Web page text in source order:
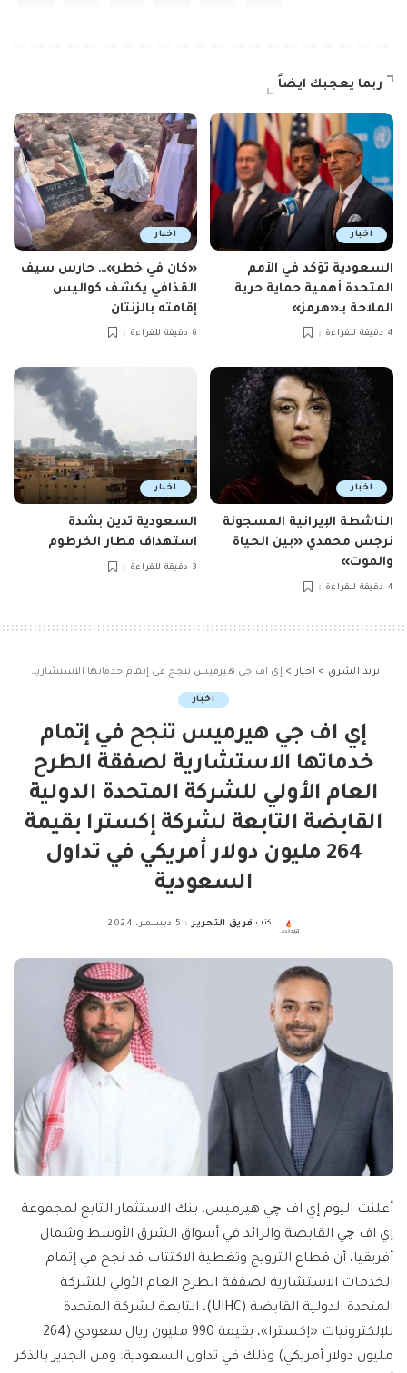
ربما يعجبك ايضاً
اخبار
السعودية تؤكد في الأمم
المتحدة أهمية حماية حرية
الملاحة بـ«هرمز»
4 دقيقة للقراءة
اخبار
«كان في خطر»… حارس سيف
القذافي يكشف كواليس
إقامته بالزنتان
6 دقيقة للقراءة
اخبار
الناشطة الإيرانية المسجونة
نرجس محمدي «بين الحياة
والموت»
4 دقيقة للقراءة
اخبار
السعودية تدين بشدة
استهداف مطار الخرطوم
3 دقيقة للقراءة
ترند الشرق > اخبار > إي اف جي هيرميس تنجح في إتمام خدماتها الاستشارية لصفقة الطرح العام الأولي للشركة المتحدة الدولية القابضة التابعة لشركة إكسترا بقيمة 264 مليون دولار أمريكي في تداول السعودية
اخبار
إي اف جي هيرميس تنجح في إتمام
خدماتها الاستشارية لصفقة الطرح
العام الأولي للشركة المتحدة الدولية
القابضة التابعة لشركة إكسترا بقيمة
264 مليون دولار أمريكي في تداول
السعودية
Posted
كتب فريق التحرير 5 ديسمبر، 2024
أعلنت اليوم إي اف چي هيرميس، بنك الاستثمار التابع لمجموعة
إي اف چي القابضة والرائد في أسواق الشرق الأوسط وشمال
أفريقيا، أن قطاع الترويج وتغطية الاكتتاب قد نجح في إتمام
الخدمات الاستشارية لصفقة الطرح العام الأولي للشركة
المتحدة الدولية القابضة (
UIHC) ، التابعة لشركة المتحدة
للإلكترونيات «إكسترا»، بقيمة 990 مليون ريال سعودي (264
مليون دولار أمريكي) وذلك في تداول السعودية. ومن الجدير بالذكر